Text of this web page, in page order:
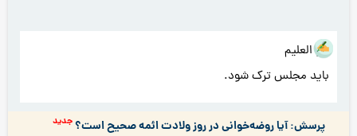
هو العلیم
باید مجلس ترک شود.
پرسش: آیا روضه‌خوانی در روز ولادت ائمه صحیح است؟جدید